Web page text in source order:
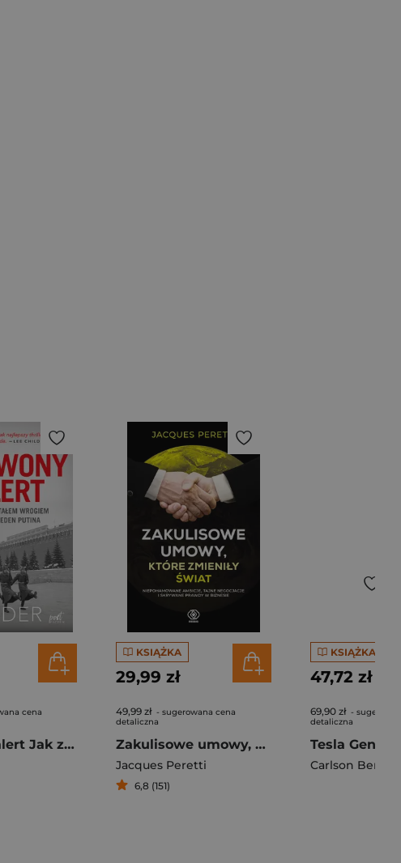
cena
Czerwony alert Jak zostałem wrogiem numer jeden Putina
KSIĄŻKA
29,99 zł
49,99 zł - sugerowana cena
detaliczna
Zakulisowe umowy, które zmieniły świat
Jacques Peretti
6,8 (151)
KSIĄŻKA
47,72 zł
69,90 zł -
detaliczna
Carlson